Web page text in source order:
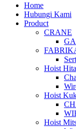
Home
Hubungi Kami
Product
CRANE
Hoist
Hoist
Hoist